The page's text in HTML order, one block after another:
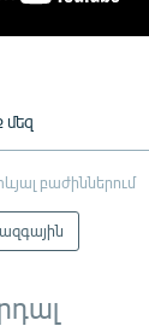
մեզ
բաժիններում